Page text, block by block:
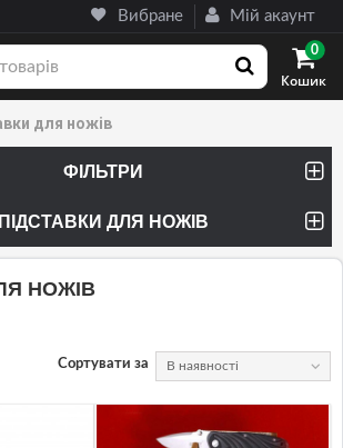
Вибране Мій акаунт
Кошик
0
для ножів
ФІЛЬТРИ
(14 ТОВАРИ)
ПІДСТАВКИ ДЛЯ НОЖІВ
НОЖІВ
Сортувати за В наявності